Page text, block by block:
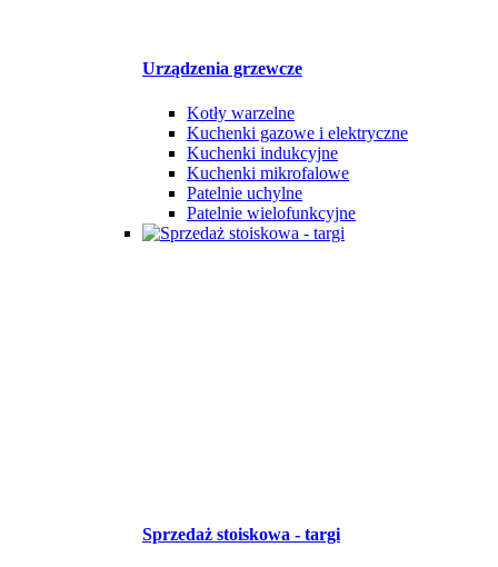
Urządzenia grzewcze
Kotły warzelne
Kuchenki gazowe i elektryczne
Kuchenki indukcyjne
Kuchenki mikrofalowe
Patelnie uchylne
Patelnie wielofunkcyjne
Sprzedaż stoiskowa - targi